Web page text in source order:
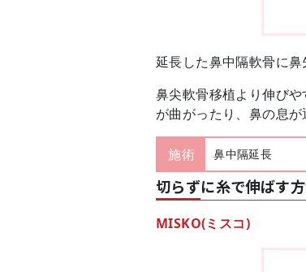
延長した鼻中隔軟骨に
鼻尖軟骨移植より伸び
が曲がったり、鼻の息が
施術 鼻中隔延長
切らずに糸で伸ばす
MISKO(ミスコ)